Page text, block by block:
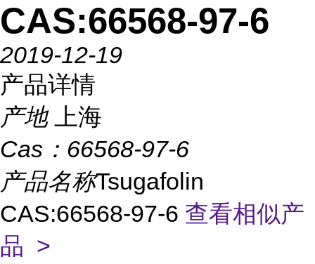
CAS:66568-97-6
2019-12-19
产品详情
产地
上海
Cas： 66568-97-6
产品名称Tsugafolin
CAS:66568-97-6 查看相似产
品 >